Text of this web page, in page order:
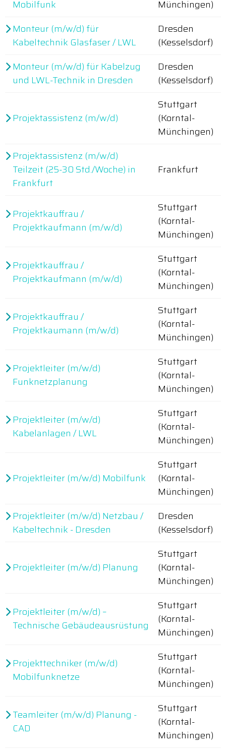
Mobilfunk
Münchingen)
Monteur (m/w/d) für
Kabeltechnik Glasfaser / LWL
Dresden
(Kesselsdorf)
Monteur (m/w/d) für Kabelzug
und LWL-Technik in Dresden
Dresden
(Kesselsdorf)
Projektassistenz (m/w/d)
Stuttgart
(Korntal-
Münchingen)
Projektassistenz (m/w/d)
Teilzeit (25-30 Std./Woche) in
Frankfurt
Frankfurt
Projektkauffrau /
Projektkaufmann (m/w/d)
Stuttgart
(Korntal-
Münchingen)
Projektkauffrau /
Projektkaufmann (m/w/d)
Stuttgart
(Korntal-
Münchingen)
Projektkauffrau /
Projektkaumann (m/w/d)
Stuttgart
(Korntal-
Münchingen)
Projektleiter (m/w/d)
Funknetzplanung
Stuttgart
(Korntal-
Münchingen)
Projektleiter (m/w/d)
Kabelanlagen / LWL
Stuttgart
(Korntal-
Münchingen)
Projektleiter (m/w/d) Mobilfunk
Stuttgart
(Korntal-
Münchingen)
Projektleiter (m/w/d) Netzbau /
Kabeltechnik - Dresden
Dresden
(Kesselsdorf)
Projektleiter (m/w/d) Planung
Stuttgart
(Korntal-
Münchingen)
Projektleiter (m/w/d) –
Technische Gebäudeausrüstung
Stuttgart
(Korntal-
Münchingen)
Projekttechniker (m/w/d)
Mobilfunknetze
Stuttgart
(Korntal-
Münchingen)
Teamleiter (m/w/d) Planung -
CAD
Stuttgart
(Korntal-
Münchingen)